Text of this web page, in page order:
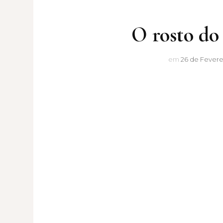
O rosto
em 26 de